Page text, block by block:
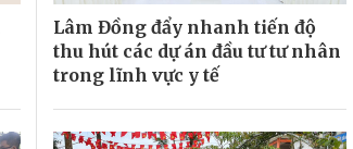
Lâm Đồng đẩy nhanh tiến độ
thu hút các dự án đầu tư tư nhân
trong lĩnh vực y tế